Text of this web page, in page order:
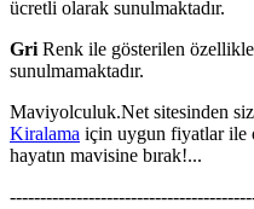
ücretli olarak sunulmaktadır.
Gri Renk ile gösterilen
sunulmamaktadır.
Maviyolculuk.Net sitesinden
Kiralama için uygun fiyatlar ile
hayatın mavisine bırak!...